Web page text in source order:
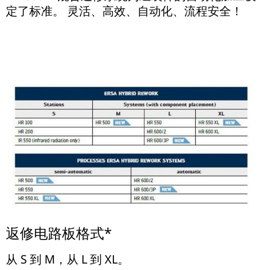
定了标准。 灵活、高效、自动化、流程安全！
返修电路板格式*
从 S 到 M，从 L 到 XL。